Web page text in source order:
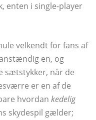
enten i single-player
velkendt for fans af
en, og
sætstykker, når de
er en af ​​de
hvordan kedelig
skydespil gælder;